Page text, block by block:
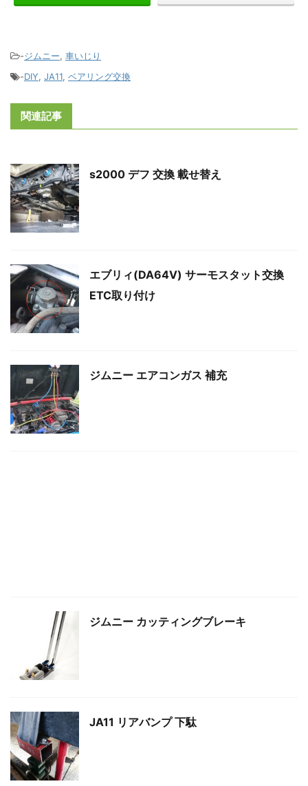
-ジムニー, 車いじり
-DIY, JA11, ベアリング交換
関連記事
s2000 デフ 交換 載せ替え
エブリィ(DA64V) サーモスタット交換
ETC取り付け
ジムニー エアコンガス 補充
ジムニー カッティングブレーキ
JA11 リアバンプ 下駄